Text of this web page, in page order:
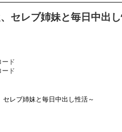
セレブ姉妹と毎日中出
ード
ード
レブ姉妹と毎日中出し性活～